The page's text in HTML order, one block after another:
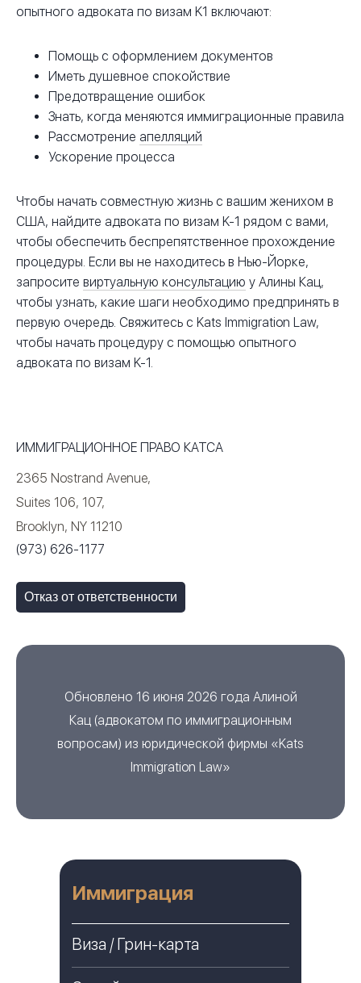
опытного адвоката по визам K1 включают:
Помощь с оформлением документов
Иметь душевное спокойствие
Предотвращение ошибок
Знать, когда меняются иммиграционные правила
Рассмотрение апелляций
Ускорение процесса
Чтобы начать совместную жизнь с вашим женихом в
США, найдите адвоката по визам K-1 рядом с вами,
чтобы обеспечить беспрепятственное прохождение
процедуры. Если вы не находитесь в Нью-Йорке,
запросите виртуальную консультацию у Алины Кац,
чтобы узнать, какие шаги необходимо предпринять в
первую очередь. Свяжитесь с Kats Immigration Law,
чтобы начать процедуру с помощью опытного
адвоката по визам K-1.
ИММИГРАЦИОННОЕ ПРАВО КАТСА
2365 Nostrand Avenue,
Suites 106, 107,
Brooklyn, NY 11210
(973) 626-1177
Отказ от ответственности
Обновлено 16 июня 2026 года Алиной
Кац (адвокатом по иммиграционным
вопросам) из юридической фирмы «Kats
Immigration Law»
Иммиграция
Виза / Грин-карта